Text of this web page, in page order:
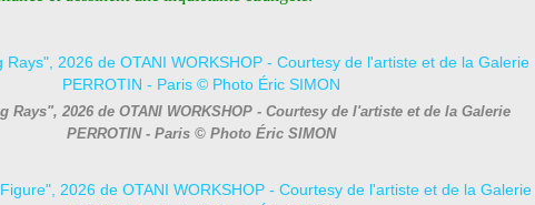
Rays", 2026 de OTANI WORKSHOP - Courtesy de l'artiste et de la Galerie
PERROTIN - Paris © Photo Éric SIMON